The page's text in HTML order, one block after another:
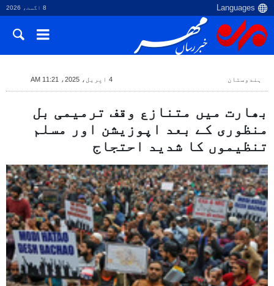
8 اگست، 2026
ہندوستان 4 اپریل، 2025، 11:21 AM
بھارت میں متنازع وقف ترمیمی بل
منظوری کے بعد اپوزیشن اور مسلم
تنظیموں کا شدید احتجاج